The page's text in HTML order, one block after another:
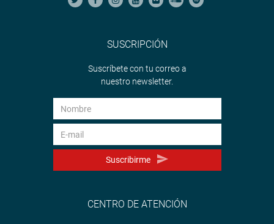
SUSCRIPCIÓN
Suscríbete con tu correo a
nuestro newsletter.
Suscribirme
CENTRO DE ATENCIÓN